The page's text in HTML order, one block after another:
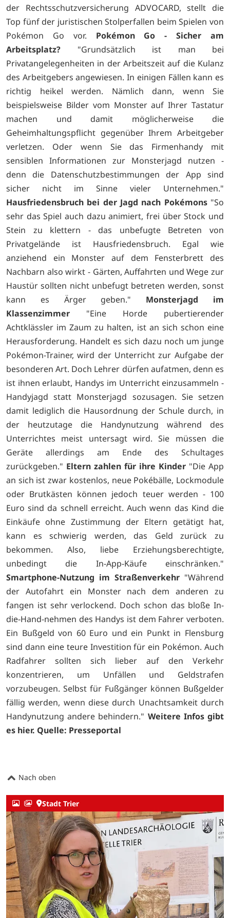
der Rechtsschutzversicherung ADVOCARD, stellt die
Top fünf der juristischen Stolperfallen beim Spielen von
Pokémon Go vor. Pokémon Go - Sicher am
Arbeitsplatz? "Grundsätzlich ist man bei
Privatangelegenheiten in der Arbeitszeit auf die Kulanz
des Arbeitgebers angewiesen. In einigen Fällen kann es
richtig heikel werden. Nämlich dann, wenn Sie
beispielsweise Bilder vom Monster auf Ihrer Tastatur
machen und damit möglicherweise die
Geheimhaltungspflicht gegenüber Ihrem Arbeitgeber
verletzen. Oder wenn Sie das Firmenhandy mit
sensiblen Informationen zur Monsterjagd nutzen -
denn die Datenschutzbestimmungen der App sind
sicher nicht im Sinne vieler Unternehmen."
Hausfriedensbruch bei der Jagd nach Pokémons "So
sehr das Spiel auch dazu animiert, frei über Stock und
Stein zu klettern - das unbefugte Betreten von
Privatgelände ist Hausfriedensbruch. Egal wie
anziehend ein Monster auf dem Fensterbrett des
Nachbarn also wirkt - Gärten, Auffahrten und Wege zur
Haustür sollten nicht unbefugt betreten werden, sonst
kann es Ärger geben." Monsterjagd im
Klassenzimmer "Eine Horde pubertierender
Achtklässler im Zaum zu halten, ist an sich schon eine
Herausforderung. Handelt es sich dazu noch um junge
Pokémon-Trainer, wird der Unterricht zur Aufgabe der
besonderen Art. Doch Lehrer dürfen aufatmen, denn es
ist ihnen erlaubt, Handys im Unterricht einzusammeln -
Handyjagd statt Monsterjagd sozusagen. Sie setzen
damit lediglich die Hausordnung der Schule durch, in
der heutzutage die Handynutzung während des
Unterrichtes meist untersagt wird. Sie müssen die
Geräte allerdings am Ende des Schultages
zurückgeben." Eltern zahlen für ihre Kinder "Die App
an sich ist zwar kostenlos, neue Pokébälle, Lockmodule
oder Brutkästen können jedoch teuer werden - 100
Euro sind da schnell erreicht. Auch wenn das Kind die
Einkäufe ohne Zustimmung der Eltern getätigt hat,
kann es schwierig werden, das Geld zurück zu
bekommen. Also, liebe Erziehungsberechtigte,
unbedingt die In-App-Käufe einschränken."
Smartphone-Nutzung im Straßenverkehr "Während
der Autofahrt ein Monster nach dem anderen zu
fangen ist sehr verlockend. Doch schon das bloße In-
die-Hand-nehmen des Handys ist dem Fahrer verboten.
Ein Bußgeld von 60 Euro und ein Punkt in Flensburg
sind dann eine teure Investition für ein Pokémon. Auch
Radfahrer sollten sich lieber auf den Verkehr
konzentrieren, um Unfällen und Geldstrafen
vorzubeugen. Selbst für Fußgänger können Bußgelder
fällig werden, wenn diese durch Unachtsamkeit durch
Handynutzung andere behindern." Weitere Infos gibt
es hier. Quelle: Presseportal
Nach oben
Stadt Trier